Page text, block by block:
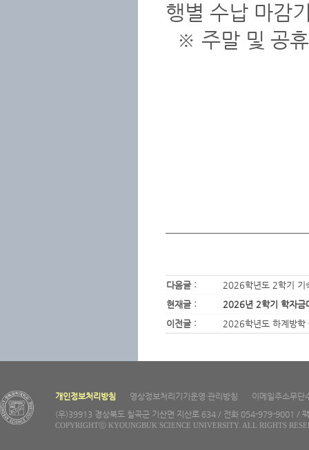
행별 수납 마감
※ 주말 및 공
다음글 :
2026학년도 2학기 기
현재글 :
2026년 2학기 학자금
이전글 :
2026학년도 하계방학
개인정보처리방침 영상정보처리기기운영·관리방침
이메일주소무단
(우)39913 경상북도 칠곡군 기산면 지산로 634 / 전화 054-979-9001 /
COPYRIGHTⓒ KYOUNGBUK SCIENCE UNIVERSITY. ALL RIGHTS